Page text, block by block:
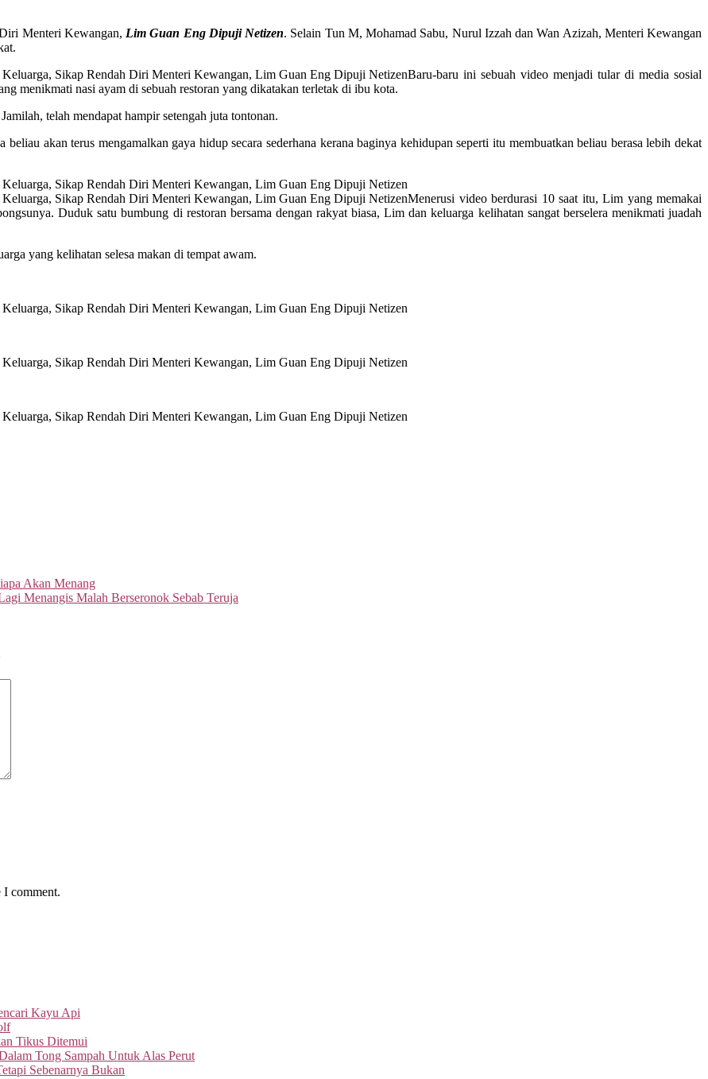
Menteri Kewangan, Lim Guan Eng Dipuji Netizen. Selain Tun M, Mohamad Sabu, Nurul Izzah dan Wan Azizah, Menteri Kewangan
Baru-baru ini sebuah video menjadi tular di media sosial
menikmati nasi ayam di sebuah restoran yang dikatakan terletak di ibu kota.
telah mendapat hampir setengah juta tontonan.
akan terus mengamalkan gaya hidup secara sederhana kerana baginya kehidupan seperti itu membuatkan beliau berasa lebih dekat
Menerusi video berdurasi 10 saat itu, Lim yang memakai
Duduk satu bumbung di restoran bersama dengan rakyat biasa, Lim dan keluarga kelihatan sangat berselera menikmati juadah
yang kelihatan selesa makan di tempat awam.
Akan Menang
Menangis Malah Berseronok Sebab Teruja
I comment.
Kayu Api
Tikus Ditemui
Tong Sampah Untuk Alas Perut
Sebenarnya Bukan